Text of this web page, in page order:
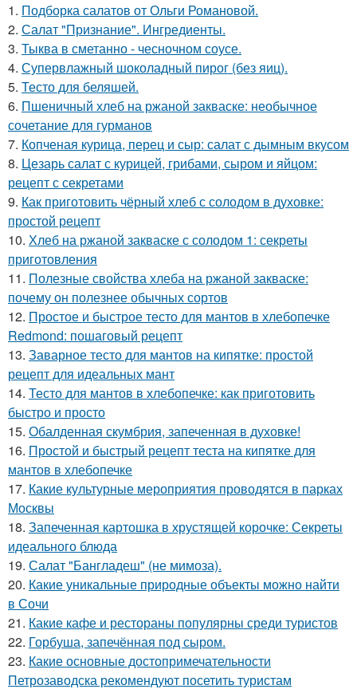
1. Подборка салатов от Ольги Романовой.
2. Салат "Признание". Ингредиенты.
3. Тыква в сметанно - чесночном соусе.
4. Супервлажный шоколадный пирог (без яиц).
5. Тесто для беляшей.
6. Пшеничный хлеб на ржаной закваске: необычное
сочетание для гурманов
7. Копченая курица, перец и сыр: салат с дымным вкусом
8. Цезарь салат с курицей, грибами, сыром и яйцом:
рецепт с секретами
9. Как приготовить чёрный хлеб с солодом в духовке:
простой рецепт
10. Хлеб на ржаной закваске с солодом 1: секреты
приготовления
11. Полезные свойства хлеба на ржаной закваске:
почему он полезнее обычных сортов
12. Простое и быстрое тесто для мантов в хлебопечке
Redmond: пошаговый рецепт
13. Заварное тесто для мантов на кипятке: простой
рецепт для идеальных мант
14. Тесто для мантов в хлебопечке: как приготовить
быстро и просто
15. Обалденная скумбрия, запеченная в духовке!
16. Простой и быстрый рецепт теста на кипятке для
мантов в хлебопечке
17. Какие культурные мероприятия проводятся в парках
Москвы
18. Запеченная картошка в хрустящей корочке: Секреты
идеального блюда
19. Салат "Бангладеш" (не мимоза).
20. Какие уникальные природные объекты можно найти
в Сочи
21. Какие кафе и рестораны популярны среди туристов
22. Горбуша, запечённая под сыром.
23. Какие основные достопримечательности
Петрозаводска рекомендуют посетить туристам